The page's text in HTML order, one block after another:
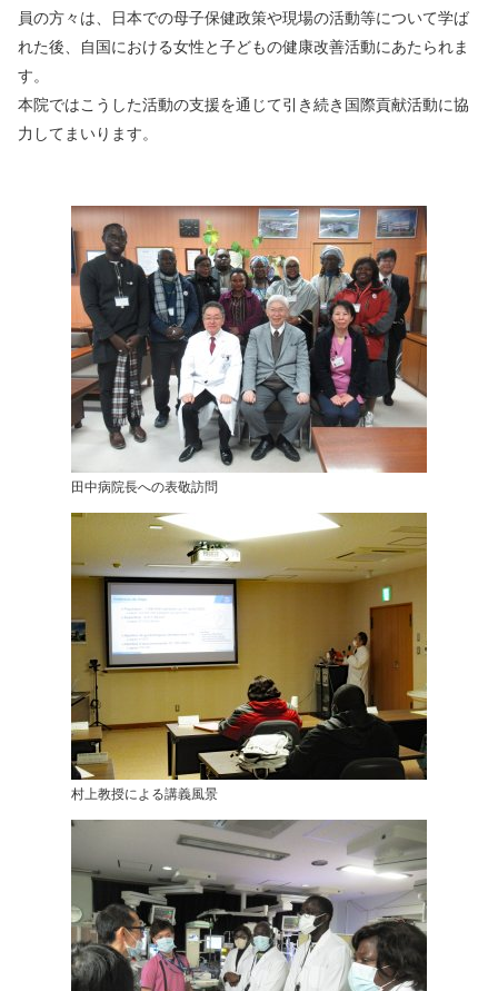
員の方々は、日本での母子保健政策や現場の活動等について学ば
れた後、自国における女性と子どもの健康改善活動にあたられま
す。
本院ではこうした活動の支援を通じて引き続き国際貢献活動に協
力してまいります。
田中病院長への表敬訪問
村上教授による講義風景